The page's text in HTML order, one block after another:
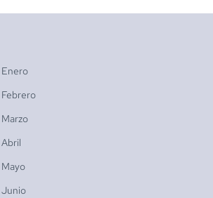
Enero
Febrero
Marzo
Abril
Mayo
Junio